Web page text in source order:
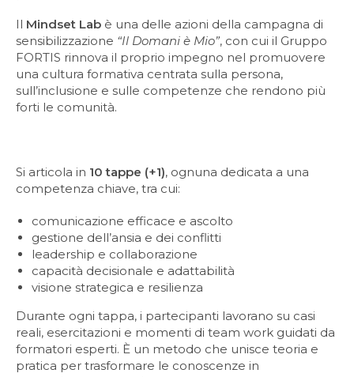
Il Mindset Lab è una delle azioni della campagna di
sensibilizzazione “Il Domani è Mio”, con cui il Gruppo
FORTIS rinnova il proprio impegno nel promuovere
una cultura formativa centrata sulla persona,
sull’inclusione e sulle competenze che rendono più
forti le comunità.
Si articola in 10 tappe (+1), ognuna dedicata a una
competenza chiave, tra cui:
comunicazione efficace e ascolto
gestione dell’ansia e dei conflitti
leadership e collaborazione
capacità decisionale e adattabilità
visione strategica e resilienza
Durante ogni tappa, i partecipanti lavorano su casi
reali, esercitazioni e momenti di team work guidati da
formatori esperti. È un metodo che unisce teoria e
pratica per trasformare le conoscenze in